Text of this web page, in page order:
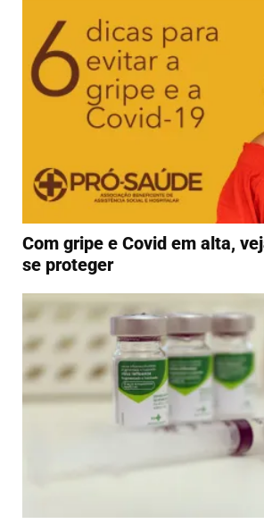
Com gripe e Covid em alta,
se proteger